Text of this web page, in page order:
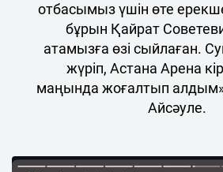
отбасымыз үшін өте
бұрын Қайрат
атамызға өзі сыйлаған.
жүріп, Астана Арена
маңында жоғалтып
Айсәуле.